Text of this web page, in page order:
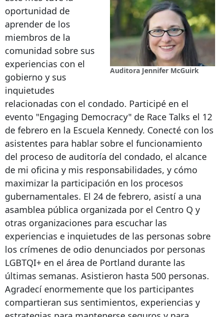
Auditora Jennifer McGuirk
oportunidad de
aprender de los
miembros de la
comunidad sobre sus
experiencias con el
gobierno y sus
inquietudes
relacionadas con el condado. Participé en el
evento "Engaging Democracy" de Race Talks el 12
de febrero en la Escuela Kennedy. Conecté con los
asistentes para hablar sobre el funcionamiento
del proceso de auditoría del condado, el alcance
de mi oficina y mis responsabilidades, y cómo
maximizar la participación en los procesos
gubernamentales. El 24 de febrero, asistí a una
asamblea pública organizada por el Centro Q y
otras organizaciones para escuchar las
experiencias e inquietudes de las personas sobre
los crímenes de odio denunciados por personas
LGBTQI+ en el área de Portland durante las
últimas semanas. Asistieron hasta 500 personas.
Agradecí enormemente que los participantes
compartieran sus sentimientos, experiencias y